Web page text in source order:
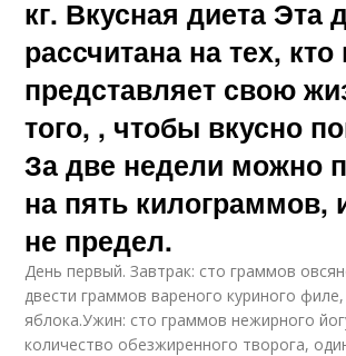
кг. Вкусная диета Эта
рассчитана на тех, кто
представляет свою
того, , чтобы вкусно
За две недели можно
на пять килограммов,
не предел.
День первый. Завтрак: сто граммов
двести граммов вареного куриного
яблока.Ужин: сто граммов нежирного
количество обезжиренного творога,